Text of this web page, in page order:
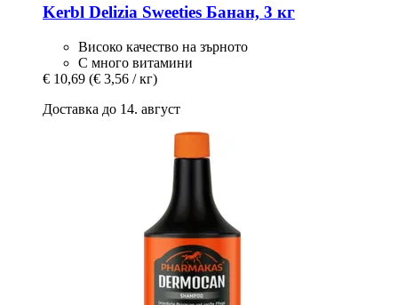
Kerbl Delizia Sweeties Банан, 3 кг
Високо качество на зърното
С много витамини
€ 10,69 (€ 3,56 / кг)
Доставка до 14. август